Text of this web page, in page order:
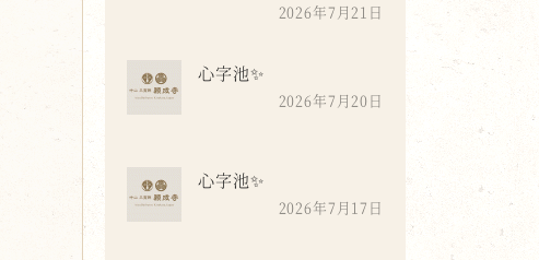
2026年7月21日
心字池✨
2026年7月20日
心字池✨
2026年7月17日